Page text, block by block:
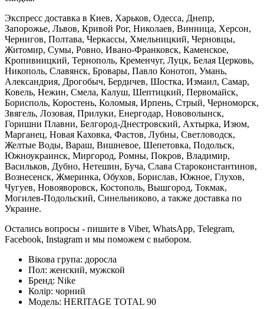
Экспресс доставка в Киев, Харьков, Одесса, Днепр,
Запорожье, Львов, Кривой Рог, Николаев, Винница, Херсон,
Чернигов, Полтава, Черкассы, Хмельницкий, Черновцы,
Житомир, Сумы, Ровно, Ивано-Франковск, Каменское,
Кропивницкий, Тернополь, Кременчуг, Луцк, Белая Церковь,
Никополь, Славянск, Бровары, Павло Конотоп, Умань,
Александрия, Дрогобыч, Бердичев, Шостка, Измаил, Самар,
Ковель, Нежин, Смела, Калуш, Шептицкий, Первомайск,
Борисполь, Коростень, Коломыя, Ирпень, Стрый, Черноморск,
Звягель, Лозовая, Прилуки, Енергодар, Нововолынск,
Горишни Плавни, Белгород-Днестровский, Ахтырка, Изюм,
Марганец, Новая Каховка, Фастов, Лубны, Светловодск,
Желтые Воды, Вараш, Вишневое, Шепетовка, Подольск,
Южноукраинск, Миргород, Ромны, Покров, Владимир,
Васильков, Дубно, Нетешин, Буча, Слава Староконстантинов,
Вознесенск, Жмеринка, Обухов, Борислав, Южное, Глухов,
Чугуев, Новояворовск, Костополь, Вышгород, Токмак,
Могилев-Подольский, Синельниково, а также доставка по
Украине.
Остались вопросы - пишите в Viber, WhatsApp, Telegram,
Facebook, Instagram и мы поможем с выбором.
Вікова група: доросла
Пол: женский, мужской
Бренд: Nike
Колір: чорний
Модель: HERITAGE TOTAL 90